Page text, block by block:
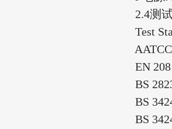
2.4测
Test
AATCC
EN
BS
BS 3424-
BS 3424-